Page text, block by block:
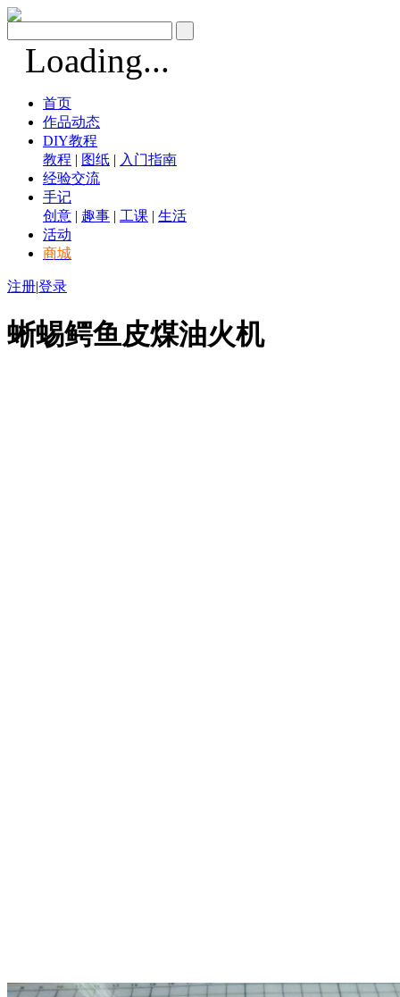
Loading...
首页
作品动态
DIY教程
教程 | 图纸 | 入门指南
经验交流
手记
创意 | 趣事 | 工课 | 生活
活动
商城
注册|登录
蜥蜴鳄鱼皮煤油火机